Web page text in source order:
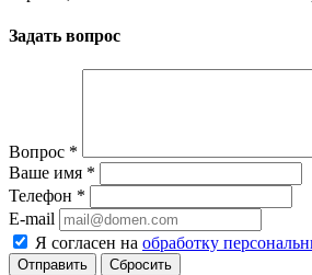
Задать вопрос
Вопрос *
Ваше имя *
Телефон *
E-mail
Я согласен на обработку
Сбросить